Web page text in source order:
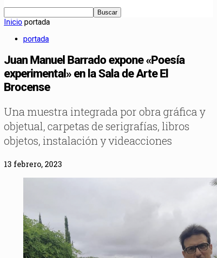
Inicio portada
portada
Juan Manuel Barrado expone «Poesía
experimental» en la Sala de Arte El
Brocense
Una muestra integrada por obra gráfica y
objetual, carpetas de serigrafías, libros
objetos, instalación y videacciones
13 febrero, 2023